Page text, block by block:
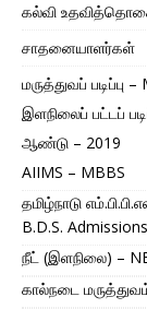
கல்வி
சாதனையாளர்கள்
மருத்துவப் படிப்பு
இளநிலைப் பட்டப்
ஆண்டு – 2019
AIIMS – MBBS
தமிழ்நாடு
B.D.S.
நீட் (இளநிலை) –
கால்நடை மருத்துவம்